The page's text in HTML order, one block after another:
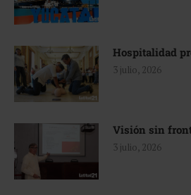
Hospitalidad
3 julio, 2026
Visión sin
3 julio, 2026